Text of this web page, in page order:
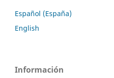
Español (España)
English
Información